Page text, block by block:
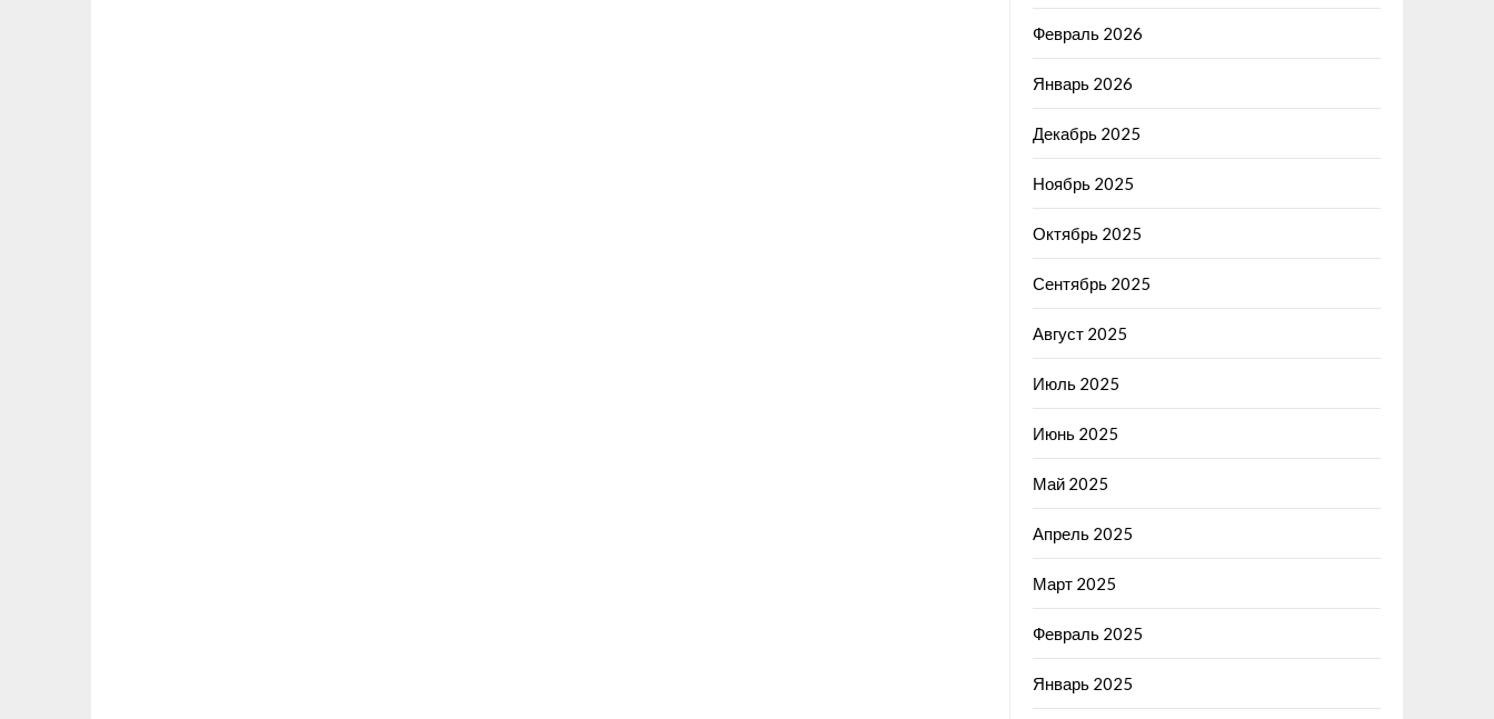
Февраль 2026
Январь 2026
Декабрь 2025
Ноябрь 2025
Октябрь 2025
Сентябрь 2025
Август 2025
Июль 2025
Июнь 2025
Май 2025
Апрель 2025
Март 2025
Февраль 2025
Январь 2025